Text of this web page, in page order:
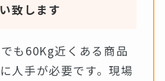
致します
も60Kg近くある商品
人手が必要です。現場